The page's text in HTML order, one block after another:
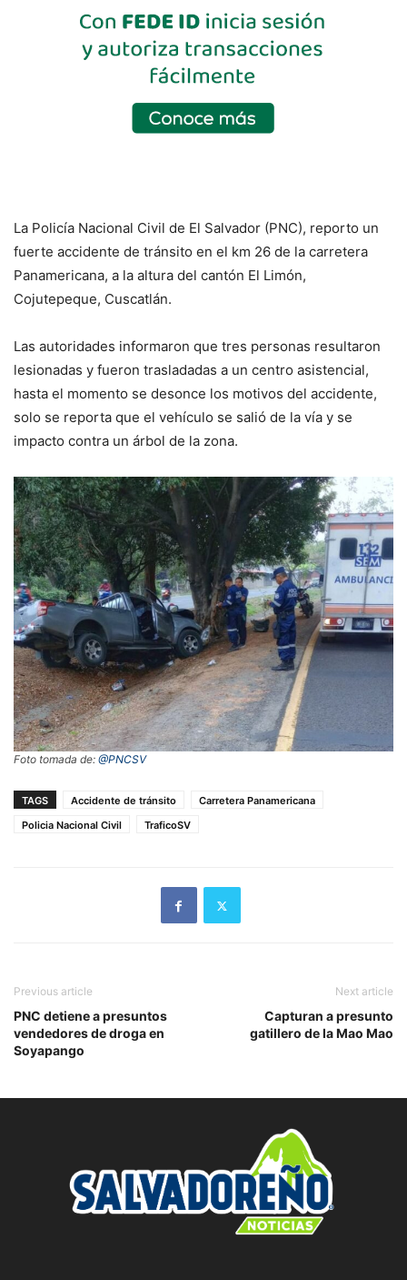
La Policía Nacional Civil de El Salvador (PNC), reporto un
fuerte accidente de tránsito en el km 26 de la carretera
Panamericana, a la altura del cantón El Limón,
Cojutepeque, Cuscatlán.
Las autoridades informaron que tres personas resultaron
lesionadas y fueron trasladadas a un centro asistencial,
hasta el momento se desonce los motivos del accidente,
solo se reporta que el vehículo se salió de la vía y se
impacto contra un árbol de la zona.
Foto tomada de: @PNCSV
TAGS Accidente de tránsito
Carretera Panamericana
Policia Nacional Civil
TraficoSV
Previous article
PNC detiene a presuntos
vendedores de droga en
Soyapango
Next article
Capturan a presunto
gatillero de la Mao Mao